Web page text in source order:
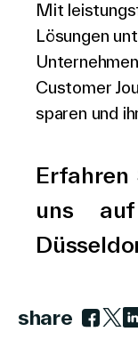
Mit
Lösungen
Customer
sparen und
Erfahren
uns
share